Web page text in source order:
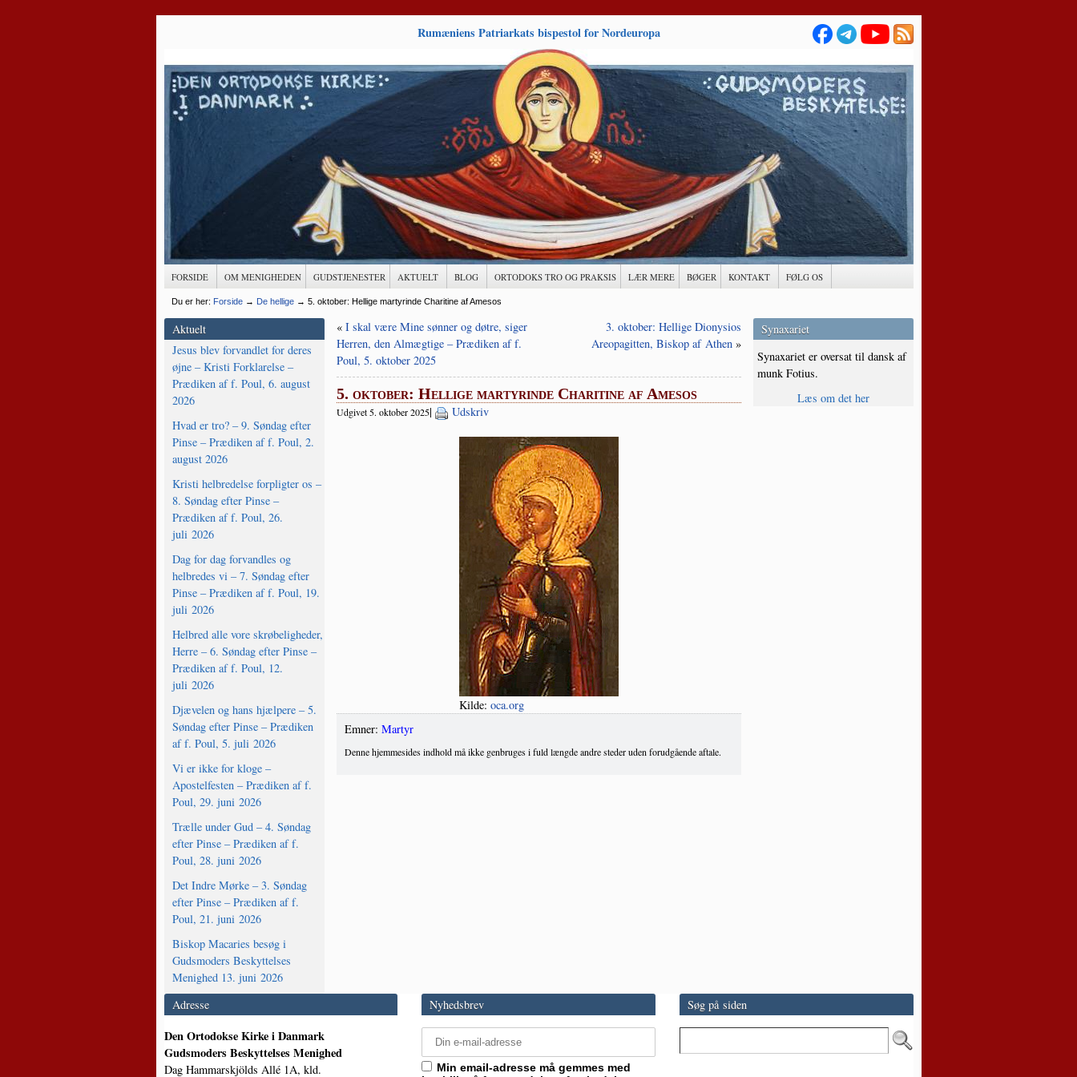
Rumæniens Patriarkats bispestol for Nordeuropa
FORSIDE OM MENIGHEDEN GUDSTJENESTER AKTUELT BLOG ORTODOKS TRO OG PRAKSIS LÆR MERE BØGER KONTAKT FØLG OS
Du er her: Forside→ De hellige→ 5. oktober: Hellige martyrinde Charitine af Amesos
Aktuelt
Jesus blev forvandlet for deres
øjne – Kristi Forklarelse –
Prædiken af f. Poul, 6. august
2026
Hvad er tro? – 9. Søndag efter
Pinse – Prædiken af f. Poul, 2.
august 2026
Kristi helbredelse forpligter os –
8. Søndag efter Pinse –
Prædiken af f. Poul, 26.
juli 2026
Dag for dag forvandles og
helbredes vi – 7. Søndag efter
Pinse – Prædiken af f. Poul, 19.
juli 2026
Helbred alle vore skrøbeligheder,
Herre – 6. Søndag efter Pinse –
Prædiken af f. Poul, 12.
juli 2026
Djævelen og hans hjælpere – 5.
Søndag efter Pinse – Prædiken
af f. Poul, 5. juli 2026
Vi er ikke for kloge –
Apostelfesten – Prædiken af f.
Poul, 29. juni 2026
Trælle under Gud – 4. Søndag
efter Pinse – Prædiken af f.
Poul, 28. juni 2026
Det Indre Mørke – 3. Søndag
efter Pinse – Prædiken af f.
Poul, 21. juni 2026
Biskop Macaries besøg i
Gudsmoders Beskyttelses
Menighed 13. juni 2026
« I skal være Mine sønner og døtre, siger
Herren, den Almægtige – Prædiken af f.
Poul, 5. oktober 2025
3. oktober: Hellige Dionysios
Areopagitten, Biskop af Athen»
5. oktober: Hellige martyrinde Charitine af Amesos
Udgivet 5. oktober 2025| Udskriv
Kil­de: oca.org
Emner: Martyr
Denne hjemmesides indhold må ikke genbruges i fuld længde andre steder uden forudgående aftale.
Synaxariet
Synaxariet er oversat til dansk af
munk Fotius.
Læs om det her
Adresse
Den Ortodokse Kirke i Danmark
Gudsmoders Beskyttelses Menighed
Dag Hammarskjölds Allé 1A, kld.
Nyhedsbrev
Min email-adresse må gemmes med
Søg på siden